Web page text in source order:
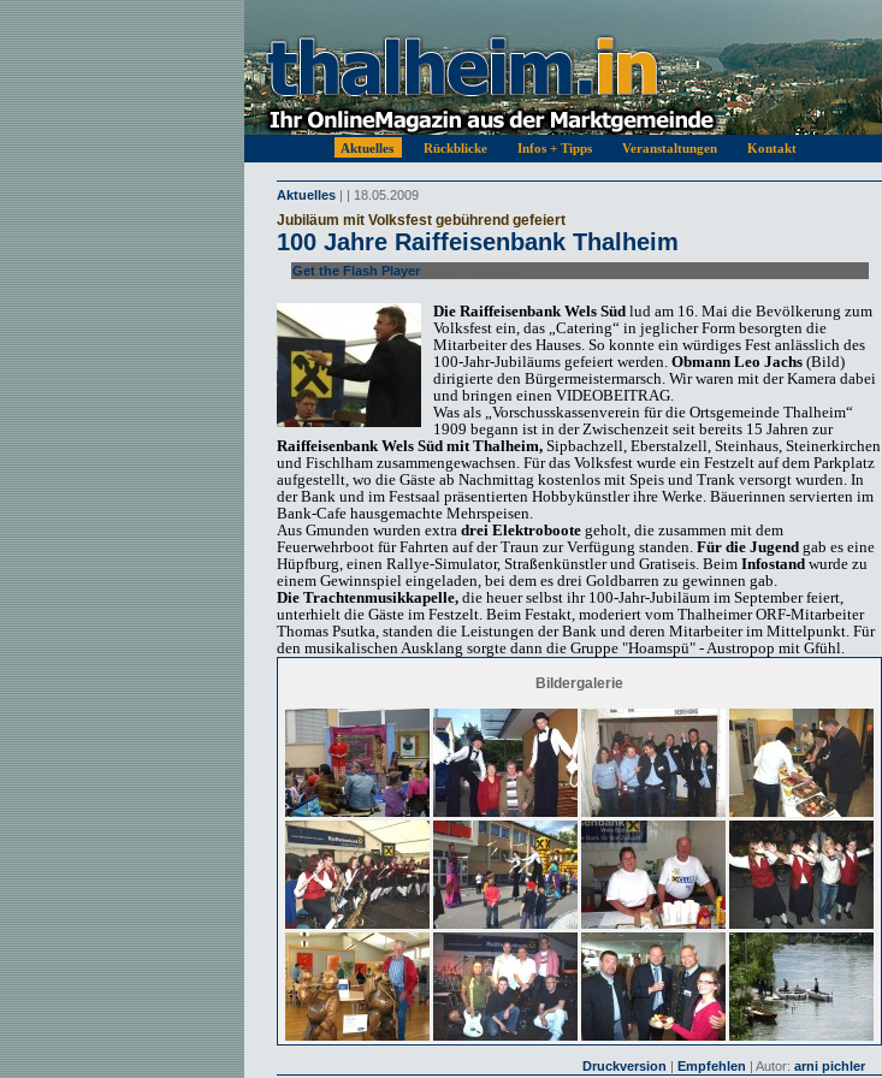
Aktuelles Rückblicke Infos + Tipps Veranstaltungen Kontakt
Aktuelles | | 18.05.2009
Jubiläum mit Volksfest gebührend gefeiert
100 Jahre Raiffeisenbank Thalheim
Get the Flash Playerto see this player.
Die Raiffeisenbank Wels Süd lud am 16. Mai die Bevölkerung zum
Volksfest ein, das „Catering“ in jeglicher Form besorgten die
Mitarbeiter des Hauses. So konnte ein würdiges Fest anlässlich des
100-Jahr-Jubiläums gefeiert werden. Obmann Leo Jachs (Bild)
dirigierte den Bürgermeistermarsch. Wir waren mit der Kamera dabei
und bringen einen VIDEOBEITRAG.
Was als „Vorschusskassenverein für die Ortsgemeinde Thalheim“
1909 begann ist in der Zwischenzeit seit bereits 15 Jahren zur
Raiffeisenbank Wels Süd mit Thalheim, Sipbachzell, Eberstalzell, Steinhaus, Steinerkirchen
und Fischlham zusammengewachsen. Für das Volksfest wurde ein Festzelt auf dem Parkplatz
aufgestellt, wo die Gäste ab Nachmittag kostenlos mit Speis und Trank versorgt wurden. In
der Bank und im Festsaal präsentierten Hobbykünstler ihre Werke. Bäuerinnen servierten im
Bank-Cafe hausgemachte Mehrspeisen.
Aus Gmunden wurden extra drei Elektroboote geholt, die zusammen mit dem
Feuerwehrboot für Fahrten auf der Traun zur Verfügung standen. Für die Jugend gab es eine
Hüpfburg, einen Rallye-Simulator, Straßenkünstler und Gratiseis. Beim Infostand wurde zu
einem Gewinnspiel eingeladen, bei dem es drei Goldbarren zu gewinnen gab.
Die Trachtenmusikkapelle, die heuer selbst ihr 100-Jahr-Jubiläum im September feiert,
unterhielt die Gäste im Festzelt. Beim Festakt, moderiert vom Thalheimer ORF-Mitarbeiter
Thomas Psutka, standen die Leistungen der Bank und deren Mitarbeiter im Mittelpunkt. Für
den musikalischen Ausklang sorgte dann die Gruppe "Hoamspü" - Austropop mit Gfühl.
Bildergalerie
Druckversion | Empfehlen | Autor: arni pichler